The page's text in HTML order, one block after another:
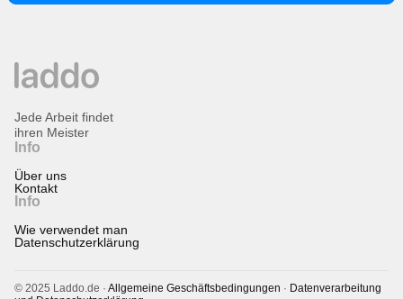
Info
Über uns
Kontakt
Info
Wie verwendet man
Datenschutzerklärung
Jede Arbeit findet
ihren Meister
© 2025 Laddo.de · Allgemeine Geschäftsbedingungen · Datenverarbeitung